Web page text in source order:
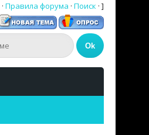
· Правила форума · Поиск · ]